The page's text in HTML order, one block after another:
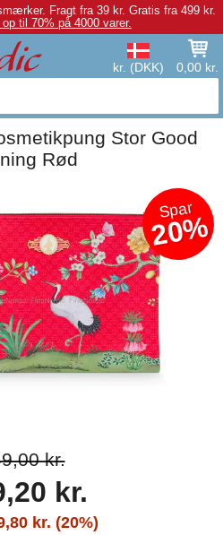
Fragt fra 39 kr. Gratis fra 499 kr.
til 70% på 4000 varer.
kr. (DKK) 0,00 kr.
Stor Good
Rød
Spar
20%
kr.
kr.
kr. (20%)